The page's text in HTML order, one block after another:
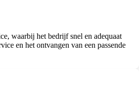
waarbij het bedrijf snel en adequaat
en het ontvangen van een passende